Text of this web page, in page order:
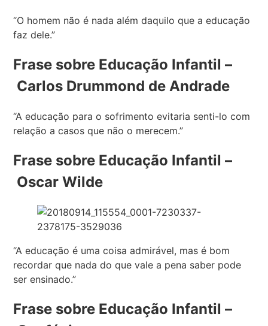
“O homem não é nada além daquilo que a educação
faz dele.”
Frase sobre Educação Infantil –
Carlos Drummond de Andrade
“A educação para o sofrimento evitaria senti-lo com
relação a casos que não o merecem.”
Frase sobre Educação Infantil –
Oscar Wilde
“A educação é uma coisa admirável, mas é bom
recordar que nada do que vale a pena saber pode
ser ensinado.”
Frase sobre Educação Infantil –